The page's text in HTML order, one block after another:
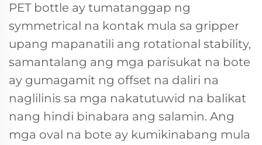
PET bottle ay tumatanggap ng
symmetrical na kontak mula sa gripper
upang mapanatili ang rotational stability,
samantalang ang mga parisukat na bote
ay gumagamit ng offset na daliri na
naglilinis sa mga nakatutuwid na balikat
nang hindi binabara ang salamin. Ang
mga oval na bote ay kumikinabang mula